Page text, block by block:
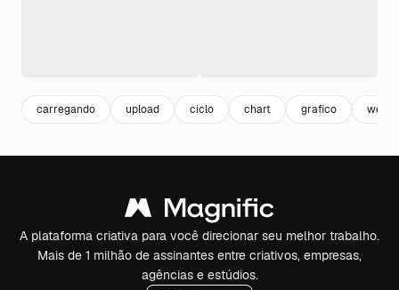
carregando upload ciclo chart grafico web
A plataforma criativa para você direcionar seu melhor trabalho.
Mais de 1 milhão de assinantes entre criativos, empresas,
agências e estúdios.